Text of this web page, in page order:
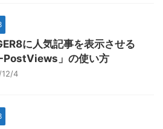
に人気記事を表示させる
PostViews」の使い方
12/4